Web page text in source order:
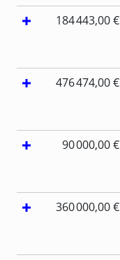
184 443,00 €
476 474,00 €
90 000,00 €
360 000,00 €